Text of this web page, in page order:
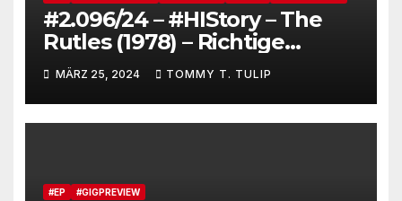
#2.096/24 – #HIStory – The
Rutles (1978) – Richtige
Geschichtsschreibung
MÄRZ 25, 2024 TOMMY T. TULIP
#EP #GIGPREVIEW